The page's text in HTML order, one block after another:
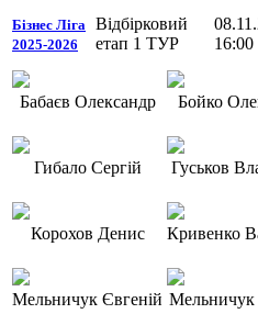
Бізнес Ліга
2025-2026
Відбірковий
етап 1 ТУР
16:00
Бабаєв Олександр Бойко
Гибало Сергій Гуськов
Корохов Денис Кривенко
Мельничук Євгеній